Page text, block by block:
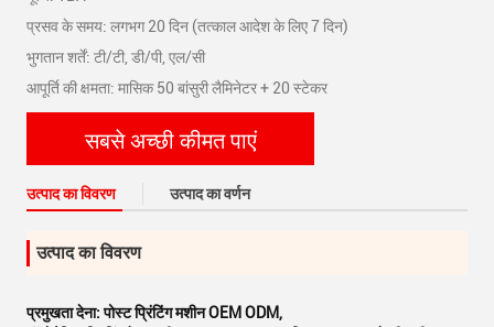
प्रसव के समय: लगभग 20 दिन (तत्काल आदेश के लिए 7 दिन)
भुगतान शर्तें: टी/टी, डी/पी, एल/सी
आपूर्ति की क्षमता: मासिक 50 बांसुरी लैमिनेटर + 20 स्टेकर
सबसे अच्छी कीमत पाएं
उत्पाद का विवरण उत्पाद का वर्णन
उत्पाद का विवरण
प्रमुखता देना:पोस्ट प्रिंटिंग मशीन OEM ODM,